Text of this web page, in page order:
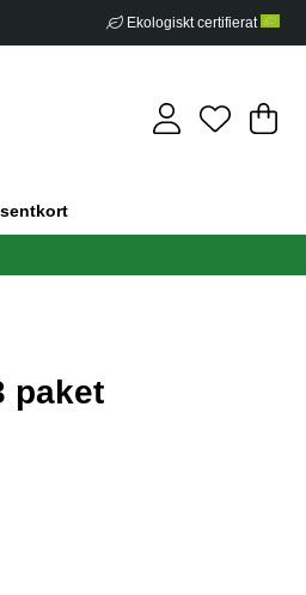
Ekologiskt certifierat
.
paket